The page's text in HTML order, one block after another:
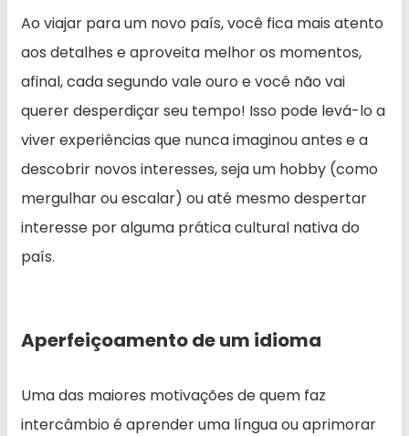
Ao viajar para um novo país, você fica mais atento
aos detalhes e aproveita melhor os momentos,
afinal, cada segundo vale ouro e você não vai
querer desperdiçar seu tempo! Isso pode levá-lo a
viver experiências que nunca imaginou antes e a
descobrir novos interesses, seja um hobby (como
mergulhar ou escalar) ou até mesmo despertar
interesse por alguma prática cultural nativa do
país.
Aperfeiçoamento de um idioma
Uma das maiores motivações de quem faz
intercâmbio é aprender uma língua ou aprimorar